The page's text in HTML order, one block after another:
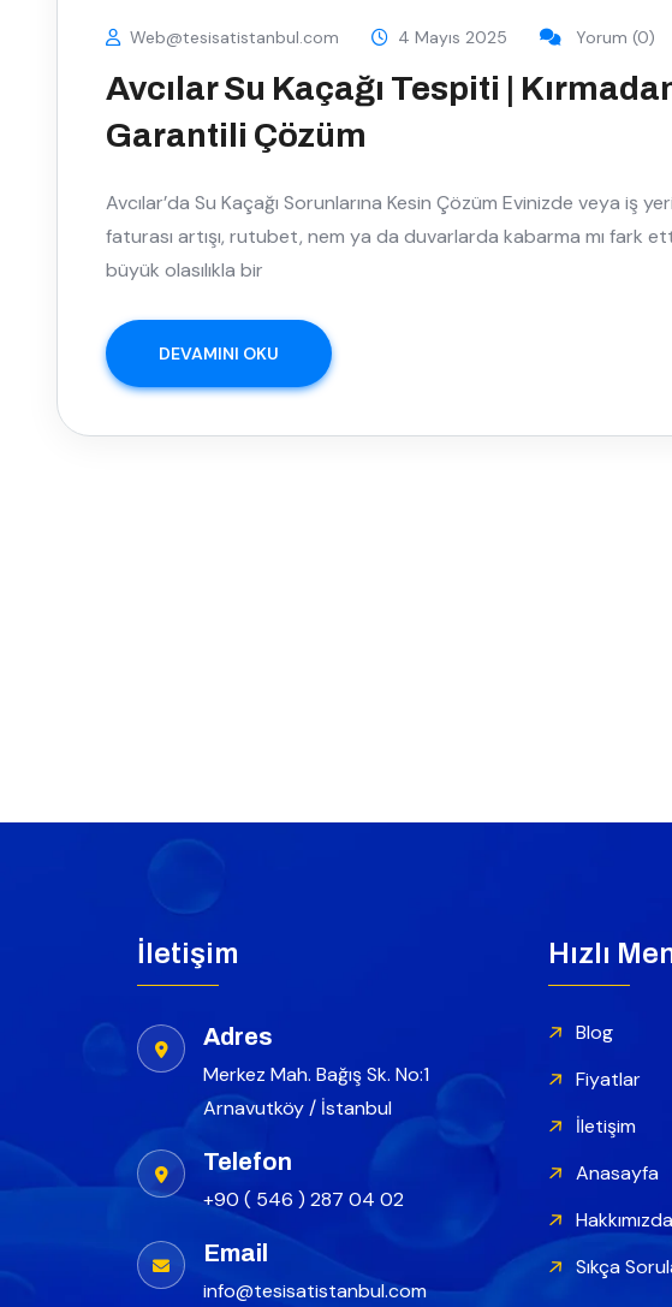
Web@tesisatistanbul.com 4 Mayıs 2025 Yorum (0)
Avcılar Su Kaçağı Tespiti |
Garantili Çözüm
Avcılar’da Su Kaçağı Sorunlarına Kesin Çözüm Evinizde veya iş
faturası artışı, rutubet, nem ya da duvarlarda kabarma mı fark
büyük olasılıkla bir
DEVAMINI OKU
İletişim
Adres
Merkez Mah. Bağış Sk. No:1
Arnavutköy / İstanbul
Telefon
+90 ( 546 ) 287 04 02
Email
info@tesisatistanbul.com
Hızlı
Blog
Fiyatlar
İletişim
Anasayfa
Hakkımızda
Sıkça